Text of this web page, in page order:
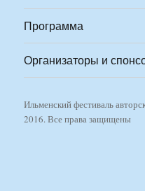
Программа
Организаторы и
Ильменский фестиваль
2016. Все права защищены